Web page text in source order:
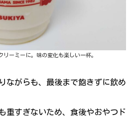
リーミーに。味の変化も楽しい一杯。
ながらも、最後まで飽きずに飲め
重すぎないため、食後やおやつド